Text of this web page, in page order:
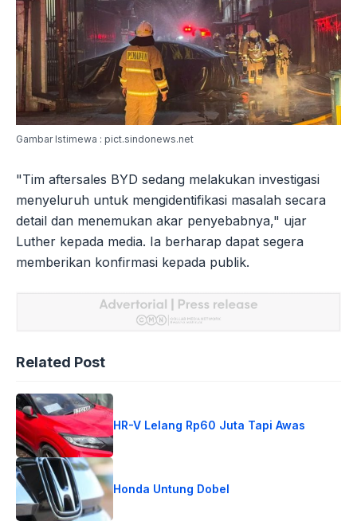
Gambar Istimewa : pict.sindonews.net
"Tim aftersales BYD sedang melakukan investigasi
menyeluruh untuk mengidentifikasi masalah secara
detail dan menemukan akar penyebabnya," ujar
Luther kepada media. Ia berharap dapat segera
memberikan konfirmasi kepada publik.
Related Post
HR-V Lelang Rp60 Juta Tapi Awas
Honda Untung Dobel